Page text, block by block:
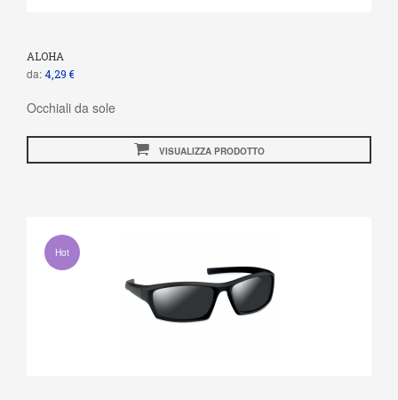
ALOHA
da:4,29 €
Occhiali da sole
VISUALIZZA PRODOTTO
Hot